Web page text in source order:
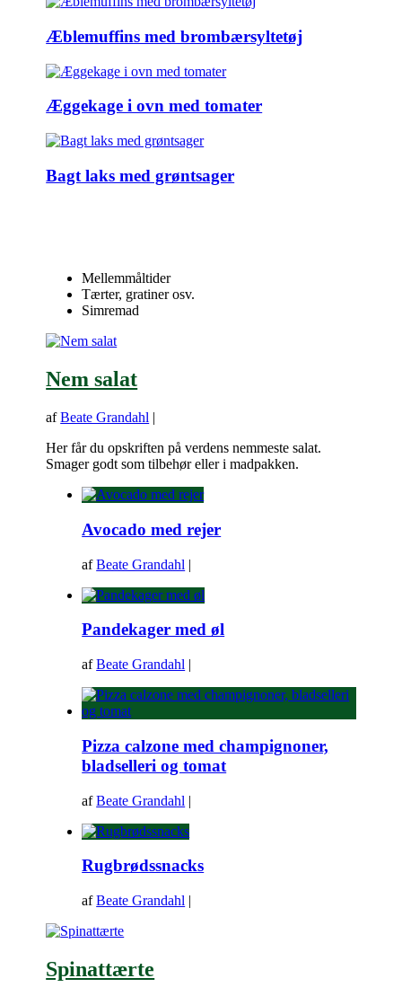
Æblemuffins med brombærsyltetøj
Æggekage i ovn med tomater
Bagt laks med grøntsager
Mellemmåltider
Tærter, gratiner osv.
Simremad
Nem salat
afBeate Grandahl |
Her får du opskriften på verdens nemmeste salat.
Smager godt som tilbehør eller i madpakken.
Avocado med rejer
afBeate Grandahl |
Pandekager med øl
afBeate Grandahl |
Pizza calzone med champignoner,
bladselleri og tomat
afBeate Grandahl |
Rugbrødssnacks
afBeate Grandahl |
Spinattærte